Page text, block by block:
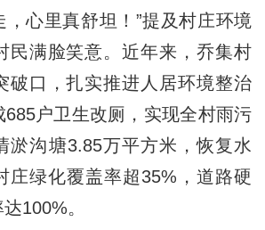
，心里真舒坦！”提及村庄环境
民满脸笑意。近年来，乔集村
破口，扎实推进人居环境整治
户卫生改厕，实现全村雨污
淤沟塘3.85万平方米，恢复水
庄绿化覆盖率超35%，道路硬
100%。